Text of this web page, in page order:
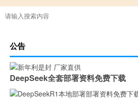
公告
DeepSeek全套部署资料免费下载